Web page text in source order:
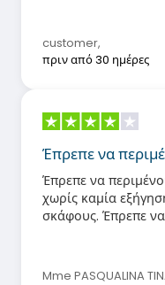
customer,
πριν από 30 ημέρες
Έπρεπε να
Έπρεπε να
χωρίς καμία
σκάφους. Έπρεπε
παραλάβω γρήγορα!
Mme PASQUALINA